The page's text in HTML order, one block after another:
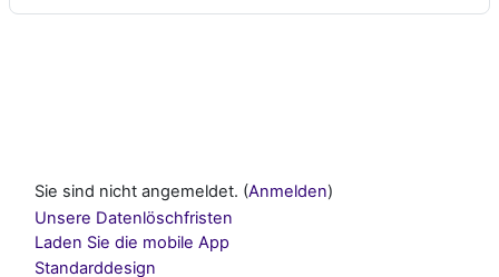
Sie sind nicht angemeldet. (Anmelden)
Unsere Datenlöschfristen
Laden Sie die mobile App
Standarddesign